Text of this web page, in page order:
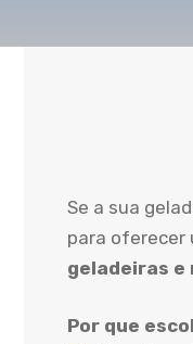
Se a sua
para oferecer
geladeiras
Por que